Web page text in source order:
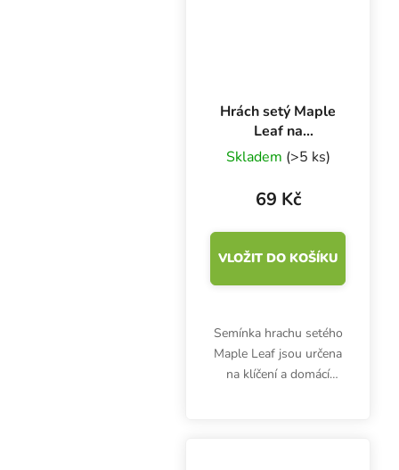
Hrách setý Maple
Leaf na
microgreens, 100
Skladem (>5 ks)
69 Kč
VLOŽIT DO KOŠÍKU
Semínka hrachu setého
Maple Leaf jsou určena
na klíčení a domácí